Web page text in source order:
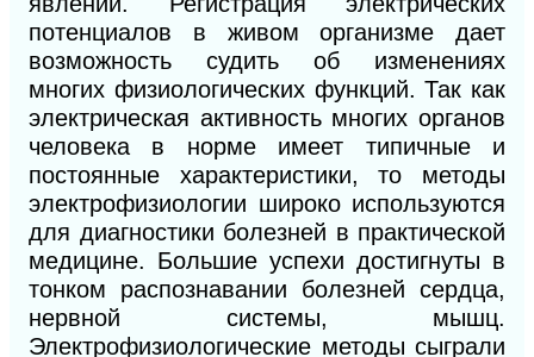
потенциалов в живом организме дает
возможность судить об изменениях
многих физиологических функций. Так как
электрическая активность многих органов
человека в норме имеет типичные и
постоянные характеристики, то методы
электрофизиологии широко используются
для диагностики болезней в практической
медицине. Большие успехи достигнуты в
тонком распознавании болезней сердца,
нервной системы, мышц.
Электрофизиологические методы сыграли